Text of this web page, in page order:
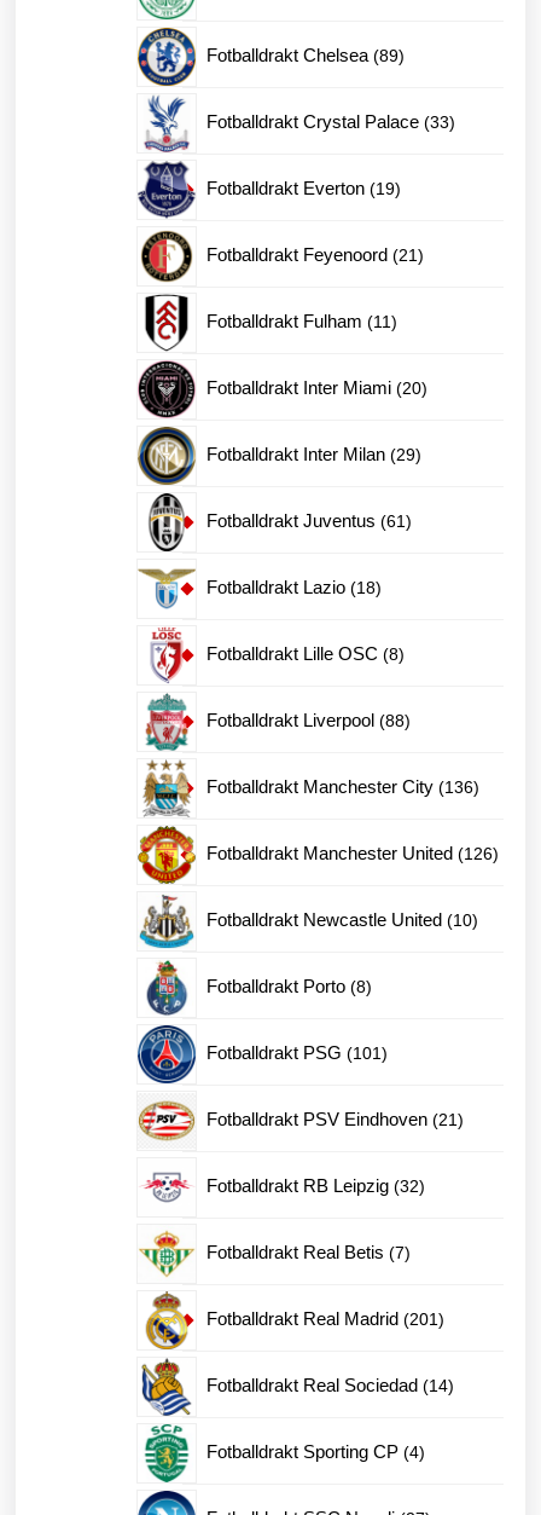
Fotballdrakt Chelsea 8989
Fotballdrakt Crystal Palace 3333
Fotballdrakt Everton 1919
Fotballdrakt Feyenoord 2121
Fotballdrakt Fulham 1111
Fotballdrakt Inter Miami 2020
Fotballdrakt Inter Milan 2929
Fotballdrakt Juventus 6161
Fotballdrakt Lazio 1818
Fotballdrakt Lille OSC 88
Fotballdrakt Liverpool 8888
Fotballdrakt Manchester City 136136
Fotballdrakt Manchester United 126126
Fotballdrakt Newcastle United 1010
Fotballdrakt Porto 88
Fotballdrakt PSG 101101
Fotballdrakt PSV Eindhoven 2121
Fotballdrakt RB Leipzig 3232
Fotballdrakt Real Betis 77
Fotballdrakt Real Madrid 201201
Fotballdrakt Real Sociedad 1414
Fotballdrakt Sporting CP 44